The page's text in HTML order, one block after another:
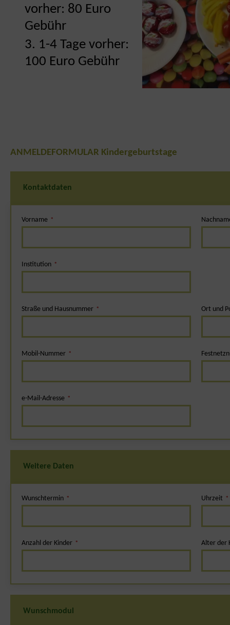
vorher: 80 Euro
Gebühr
1-4 Tage vorher:
100 Euro Gebühr
ANMELDEFORMULAR Kindergeburtstage
Kontaktdaten
Vorname *
Institution *
Straße und Hausnummer * Ort und
Mobil-Nummer *
e-Mail-Adresse *
Weitere Daten
Wunschtermin * Uhrzeit *
Anzahl der Kinder * Alter der
Wunschmodul